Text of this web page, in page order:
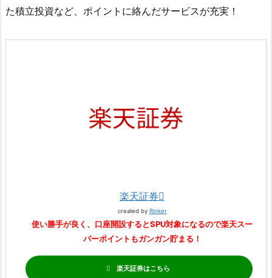
た積立投資など、ポイントに絡んだサービスが充実！
楽天証券
created by Rinker
使い勝手が良く、口座開設するとSPU対象になるので楽天スー
パーポイントもガンガン貯まる！
楽天証券